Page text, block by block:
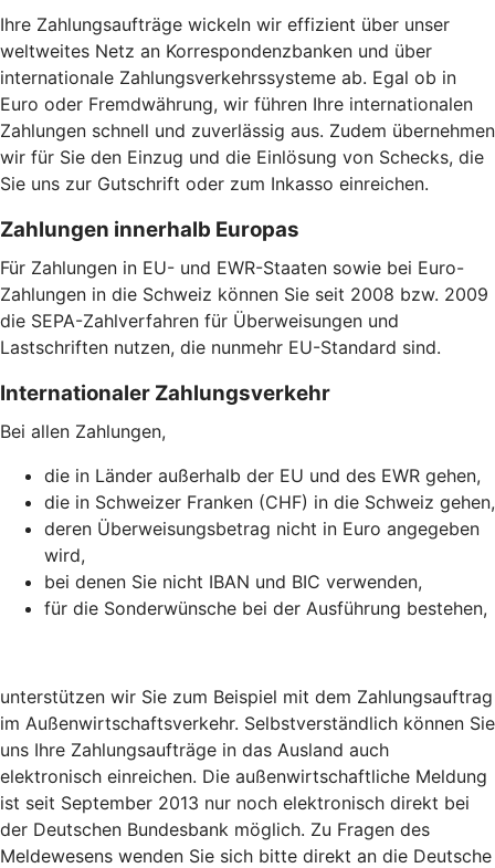
Ihre Zahlungsaufträge wickeln wir effizient über unser
weltweites Netz an Korrespondenzbanken und über
internationale Zahlungsverkehrssysteme ab. Egal ob in
Euro oder Fremdwährung, wir führen Ihre internationalen
Zahlungen schnell und zuverlässig aus. Zudem übernehmen
wir für Sie den Einzug und die Einlösung von Schecks, die
Sie uns zur Gutschrift oder zum Inkasso einreichen.
Zahlungen innerhalb Europas
Für Zahlungen in EU- und EWR-Staaten sowie bei Euro-
Zahlungen in die Schweiz können Sie seit 2008 bzw. 2009
die SEPA-Zahlverfahren für Überweisungen und
Lastschriften nutzen, die nunmehr EU-Standard sind.
Internationaler Zahlungsverkehr
Bei allen Zahlungen,
die in Länder außerhalb der EU und des EWR gehen,
die in Schweizer Franken (CHF) in die Schweiz gehen,
deren Überweisungsbetrag nicht in Euro angegeben
wird,
bei denen Sie nicht IBAN und BIC verwenden,
für die Sonderwünsche bei der Ausführung bestehen,
unterstützen wir Sie zum Beispiel mit dem Zahlungsauftrag
im Außenwirtschaftsverkehr. Selbstverständlich können Sie
uns Ihre Zahlungsaufträge in das Ausland auch
elektronisch einreichen. Die außenwirtschaftliche Meldung
ist seit September 2013 nur noch elektronisch direkt bei
der Deutschen Bundesbank möglich. Zu Fragen des
Meldewesens wenden Sie sich bitte direkt an die Deutsche